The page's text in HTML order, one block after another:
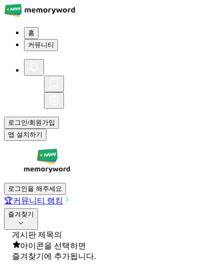
홈
커뮤니티
로그인/회원가입
앱 설치하기
로그인을 해주세요
🏆커뮤니티 랭킹
즐겨찾기
게시판 제목의
아이콘을 선택하면
즐겨찾기에 추가됩니다.